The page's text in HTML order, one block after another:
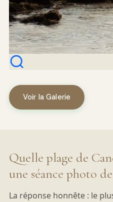
Voir la Galerie
Quelle plage de
une séance photo
La réponse honnête : le